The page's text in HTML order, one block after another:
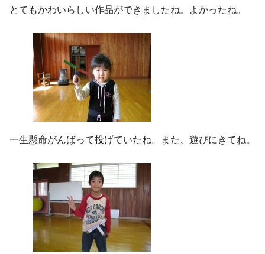
とてもかわいらしい作品ができましたね。よかったね。
一生懸命がんばって投げていたね。また、遊びにきてね。